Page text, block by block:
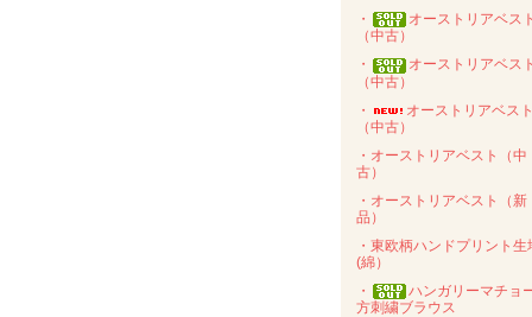
・
オーストリアベス
（中古）
・
オーストリアベス
（中古）
・
オーストリアベス
（中古）
・オーストリアベスト（中
古）
・オーストリアベスト（新
品）
・東欧柄ハンドプリント生
(綿）
・
ハンガリーマチョ
方刺繍ブラウス